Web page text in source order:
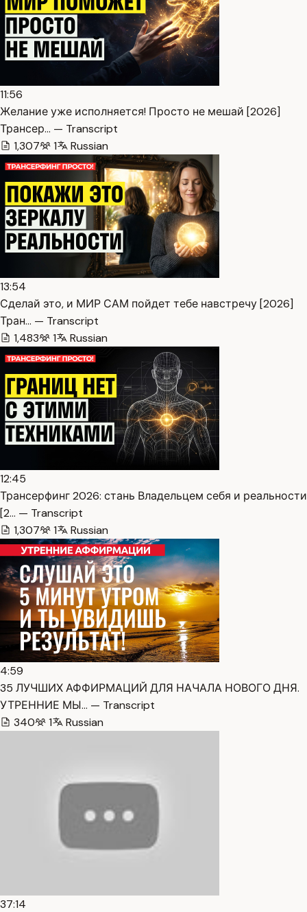
11:56
Желание уже исполняется! Просто не мешай [2026]
Трансер… — Transcript
1,307
1 Russian
13:54
Сделай это, и МИР САМ пойдет тебе навстречу [2026]
Тран… — Transcript
1,483
1 Russian
12:45
Трансерфинг 2026: стань Владельцем себя и реальности
[2… — Transcript
1,307
1 Russian
4:59
35 ЛУЧШИХ АФФИРМАЦИЙ ДЛЯ НАЧАЛА НОВОГО ДНЯ.
УТРЕННИЕ МЫ… — Transcript
340
1 Russian
37:14